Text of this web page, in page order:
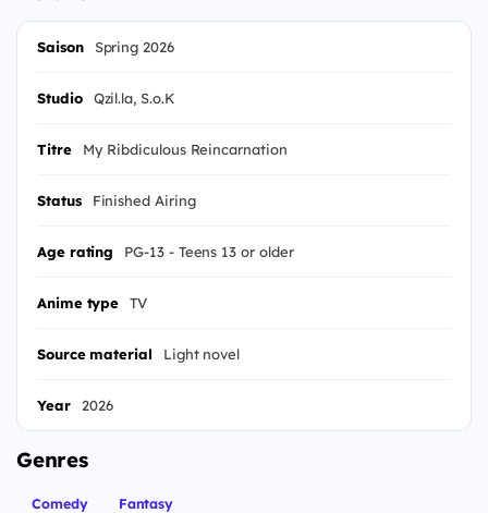
Saison Spring 2026
Studio Qzil.la, S.o.K
Titre My Ribdiculous Reincarnation
Status Finished Airing
Age rating PG-13 - Teens 13 or older
Anime type TV
Source material Light novel
Year 2026
Genres
Comedy Fantasy